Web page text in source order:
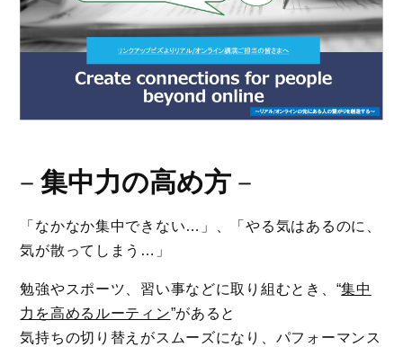
－ 集中力の高め方 －
「なかなか集中できない…」、「やる気はあるのに、
気が散ってしまう…」
勉強やスポーツ、習い事などに取り組むとき、“集中
力を高めるルーティン”があると
気持ちの切り替えがスムーズになり、パフォーマンス